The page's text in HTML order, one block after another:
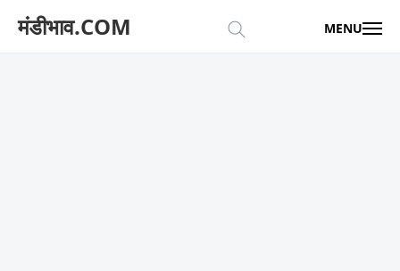
मंडीभाव.COM MENU